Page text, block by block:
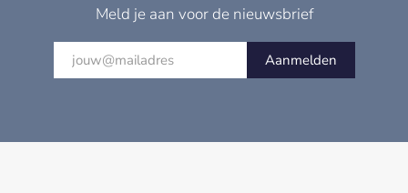
Meld je aan voor de nieuwsbrief
Aanmelden